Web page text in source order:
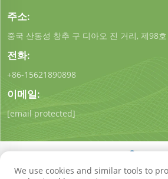
주소:
중국 산동성 창추 구 디아오 진 거리, 제98
전화:
+86-15621890898
이메일:
[email protected]
We use cookies and similar tools to